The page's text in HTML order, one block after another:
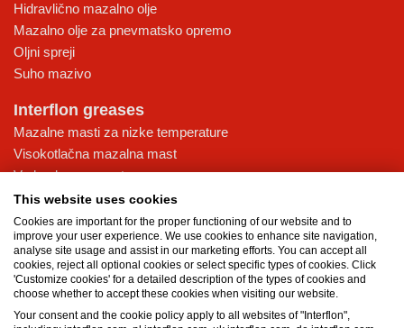
Hidravlično mazalno olje
Mazalno olje za pnevmatsko opremo
Oljni spreji
Suho mazivo
Interflon greases
Mazalne masti za nizke temperature
Visokotlačna mazalna mast
Vodoodporna mast
Večnamenska mazalna mast
Knowledge database
Tehnologija MicPol®
Maziva za živilsko industrijo: zagotavljanje varnosti v živilski in
pijačarski industriji
Kakšna je razlika med oljem in mastjo?
This website uses cookies
Cookies are important for the proper functioning of our website and to
improve your user experience. We use cookies to enhance site navigation,
analyse site usage and assist in our marketing efforts. You can accept all
cookies, reject all optional cookies or select specific types of cookies. Click
'Customize cookies' for a detailed description of the types of cookies and
choose whether to accept these cookies when visiting our website.
Your consent and the cookie policy apply to all websites of "Interflon",